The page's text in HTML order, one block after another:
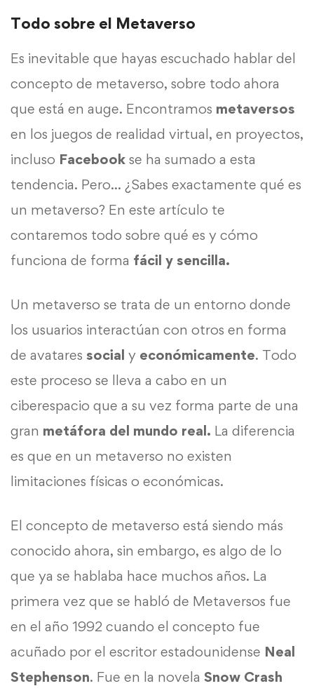
Todo sobre el Metaverso
Es inevitable que hayas escuchado hablar del
concepto de metaverso, sobre todo ahora
que está en auge. Encontramos metaversos
en los juegos de realidad virtual, en proyectos,
incluso Facebook se ha sumado a esta
tendencia. Pero… ¿Sabes exactamente qué es
un metaverso? En este artículo te
contaremos todo sobre qué es y cómo
funciona de forma fácil y sencilla.
Un metaverso se trata de un entorno donde
los usuarios interactúan con otros en forma
de avatares social y económicamente. Todo
este proceso se lleva a cabo en un
ciberespacio que a su vez forma parte de una
gran metáfora del mundo real. La diferencia
es que en un metaverso no existen
limitaciones físicas o económicas.
El concepto de metaverso está siendo más
conocido ahora, sin embargo, es algo de lo
que ya se hablaba hace muchos años. La
primera vez que se habló de Metaversos fue
en el año 1992 cuando el concepto fue
acuñado por el escritor estadounidense Neal
Stephenson. Fue en la novela Snow Crash